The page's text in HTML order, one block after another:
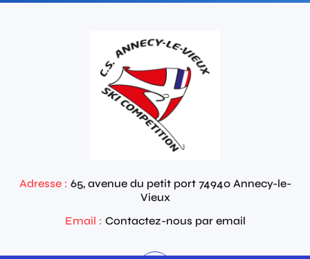
Adresse : 65, avenue du petit port 74940 Annecy-le-
Vieux
Email : Contactez-nous par email